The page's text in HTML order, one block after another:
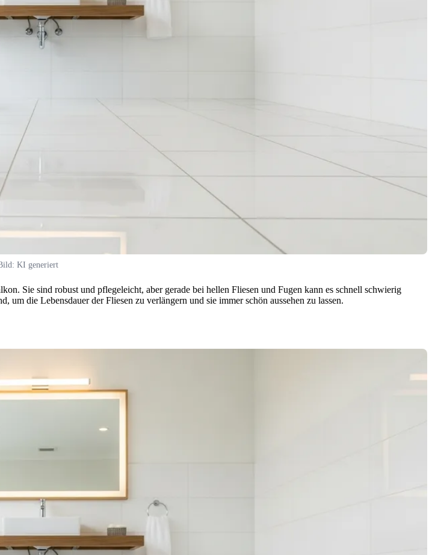
KI generiert
Sie sind robust und pflegeleicht, aber gerade bei hellen Fliesen und Fugen kann es schnell schwierig
die Lebensdauer der Fliesen zu verlängern und sie immer schön aussehen zu lassen.